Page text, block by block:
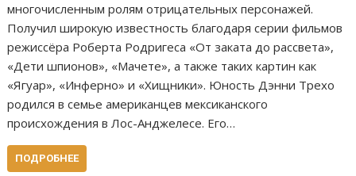
многочисленным ролям отрицательных персонажей.
Получил широкую известность благодаря серии фильмов
режиссёра Роберта Родригеса «От заката до рассвета»,
«Дети шпионов», «Мачете», а также таких картин как
«Ягуар», «Инферно» и «Хищники». Юность Дэнни Трехо
родился в семье американцев мексиканского
происхождения в Лос-Анджелесе. Его…
ПОДРОБНЕЕ